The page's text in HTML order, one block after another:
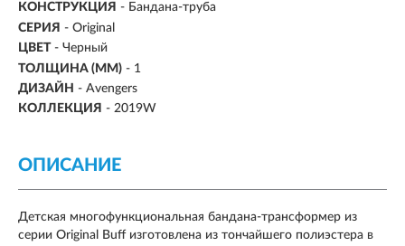
КОНСТРУКЦИЯ - Бандана-труба
СЕРИЯ - Original
ЦВЕТ - Черный
ТОЛЩИНА (ММ) - 1
ДИЗАЙН - Avengers
КОЛЛЕКЦИЯ - 2019W
ОПИСАНИЕ
Детская многофункциональная бандана-трансформер из
серии Original Buff изготовлена из тончайшего полиэстера в